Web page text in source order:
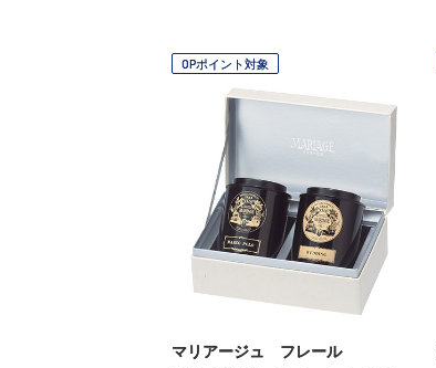
OPポイント対象
マリアージュ フレール